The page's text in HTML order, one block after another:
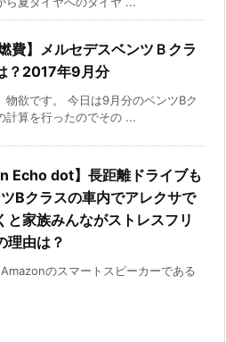
費】メルセデスベンツＢクラ
？2017年9月分
物欲です。 今日は9月分のベンツBク
計算を行ったのでその ...
Echo dot】長距離ドライブも
Bクラスの車内でアレクサで
と家族みんながストレスフリ
理由は？
のスマートスピーカーである